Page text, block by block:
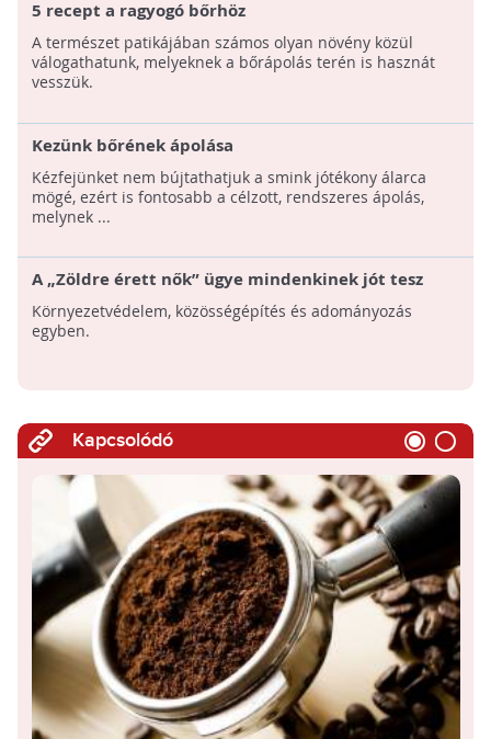
5 recept a ragyogó bőrhöz
A természet patikájában számos olyan növény közül
válogathatunk, melyeknek a bőrápolás terén is hasznát
vesszük.
Kezünk bőrének ápolása
Kézfejünket nem bújtathatjuk a smink jótékony álarca
mögé, ezért is fontosabb a célzott, rendszeres ápolás,
melynek ...
A „Zöldre érett nők” ügye mindenkinek jót tesz
Környezetvédelem, közösségépítés és adományozás
egyben.
Kapcsolódó